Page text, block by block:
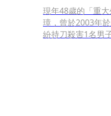
現年48歲的「重
璋，曾於2003年
紛持刀殺害1名男